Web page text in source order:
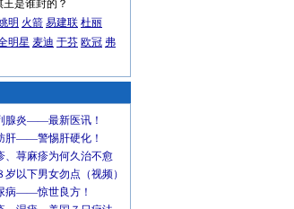
是谁封的？
明 火箭 易建联 杜丽
明星 麦迪 于芬 欧冠 弗